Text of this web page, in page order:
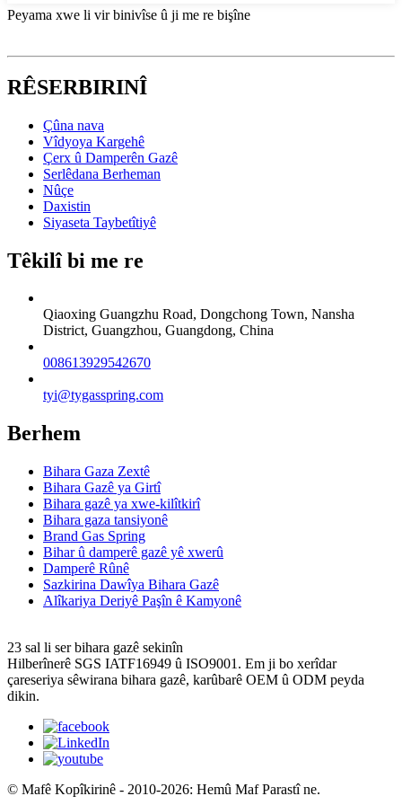
Peyama xwe li vir binivîse û ji me re bişîne
RÊSERBIRINÎ
Çûna nava
Vîdyoya Kargehê
Çerx û Damperên Gazê
Serlêdana Berheman
Nûçe
Daxistin
Siyaseta Taybetîtiyê
Têkilî bi me re
Qiaoxing Guangzhu Road, Dongchong Town, Nansha
District, Guangzhou, Guangdong, China
008613929542670
tyi@tygasspring.com
Berhem
Bihara Gaza Zextê
Bihara Gazê ya Girtî
Bihara gazê ya xwe-kilîtkirî
Bihara gaza tansiyonê
Brand Gas Spring
Bihar û damperê gazê yê xwerû
Damperê Rûnê
Sazkirina Dawîya Bihara Gazê
Alîkariya Deriyê Paşîn ê Kamyonê
23 sal li ser bihara gazê sekinîn
Hilberînerê SGS IATF16949 û ISO9001. Em ji bo xerîdar
çareseriya sêwirana bihara gazê, karûbarê OEM û ODM peyda
dikin.
© Mafê Kopîkirinê - 2010-2026: Hemû Maf Parastî ne.